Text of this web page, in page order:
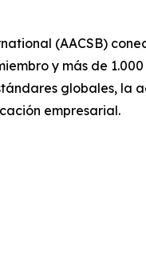
(AACSB)
y más de
globales,
empresarial.